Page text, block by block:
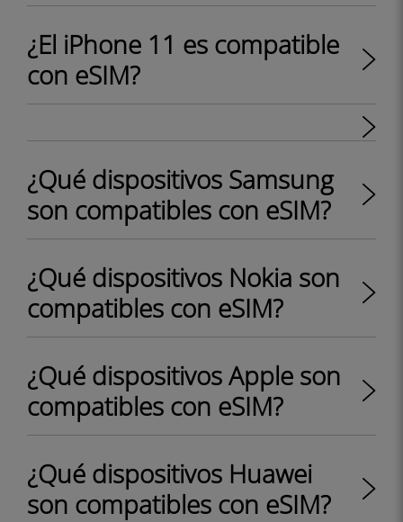
¿El iPhone 11 es compatible
con eSIM?
¿Qué dispositivos Samsung
son compatibles con eSIM?
¿Qué dispositivos Nokia son
compatibles con eSIM?
¿Qué dispositivos Apple son
compatibles con eSIM?
¿Qué dispositivos Huawei
son compatibles con eSIM?